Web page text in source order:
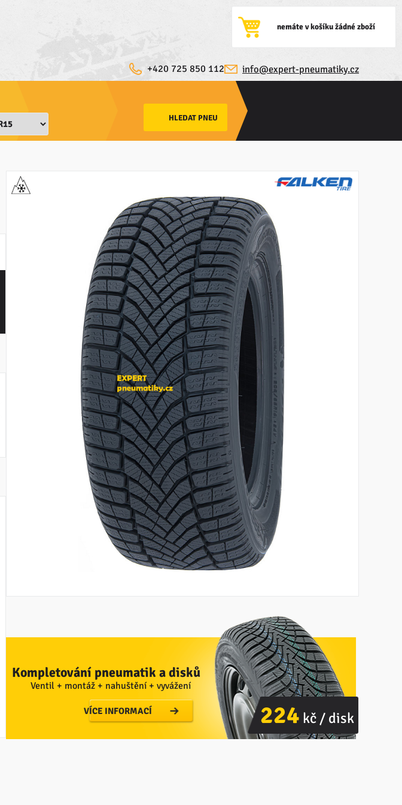
nemáte v košíku žádné zboží
info@expert-pneumatiky.cz
+420 725 850 112
Kompletování pneumatik a disků
Ventil + montáž + nahuštění + vyvážení
VÍCE INFORMACÍ 224 kč / disk